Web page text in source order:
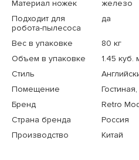
Материал ножек
железо
Подходит для
робота-пылесоса
да
Вес в упаковке
80 кг
Объем в упаковке
1.45 куб.
Стиль
Помещение
Бренд
Retro
Страна бренда
Россия
Производство
Китай